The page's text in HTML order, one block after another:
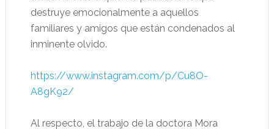
destruye emocionalmente a aquellos
familiares y amigos que están condenados al
inminente olvido.
https://www.instagram.com/p/Cu8O-
A8gK92/
Al respecto, el trabajo de la doctora Mora